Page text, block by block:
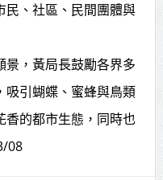
民、社區、民間團體與
景，黃局長鼓勵各界多
吸引蝴蝶、蜜蜂與鳥類
香的都市生態，同時也
08